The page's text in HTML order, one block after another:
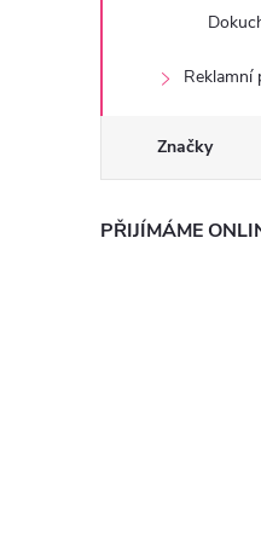
Reklamní
Značky
PŘIJÍMÁME